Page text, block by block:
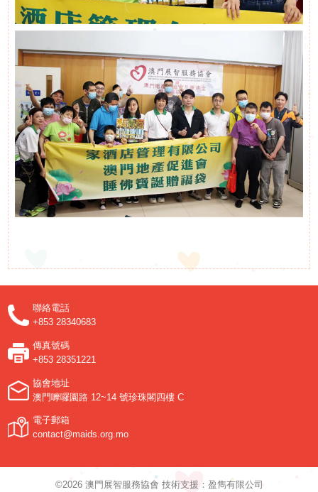
我
們
聯絡電話
+853 28340683
傳真號碼
+853 28351221
協會地址
澳門嚤囉園路 12~14 號珍珠閣四樓 C
電子郵箱
contact@maids.org.mo
©2026 澳門展智服務協會 技術支援：盈雋有限公司